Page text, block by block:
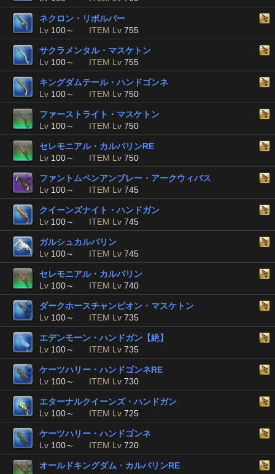
ネクロン・リボルバー
Lv 100～ ITEM Lv 755
サクラメンタル・マスケトン
Lv 100～ ITEM Lv 755
キングダムテール・ハンドゴンネ
Lv 100～ ITEM Lv 750
ファーストライト・マスケトン
Lv 100～ ITEM Lv 750
セレモニアル・カルバリンRE
Lv 100～ ITEM Lv 750
ファントムペンアンブレー・アークウィバス
Lv 100～ ITEM Lv 745
クイーンズナイト・ハンドガン
Lv 100～ ITEM Lv 745
ガルシュカルバリン
Lv 100～ ITEM Lv 745
セレモニアル・カルバリン
Lv 100～ ITEM Lv 740
ダークホースチャンピオン・マスケトン
Lv 100～ ITEM Lv 735
エデンモーン・ハンドガン【絶】
Lv 100～ ITEM Lv 735
ケーツハリー・ハンドゴンネRE
Lv 100～ ITEM Lv 730
エターナルクイーンズ・ハンドガン
Lv 100～ ITEM Lv 725
ケーツハリー・ハンドゴンネ
Lv 100～ ITEM Lv 720
オールドキングダム・カルバリンRE